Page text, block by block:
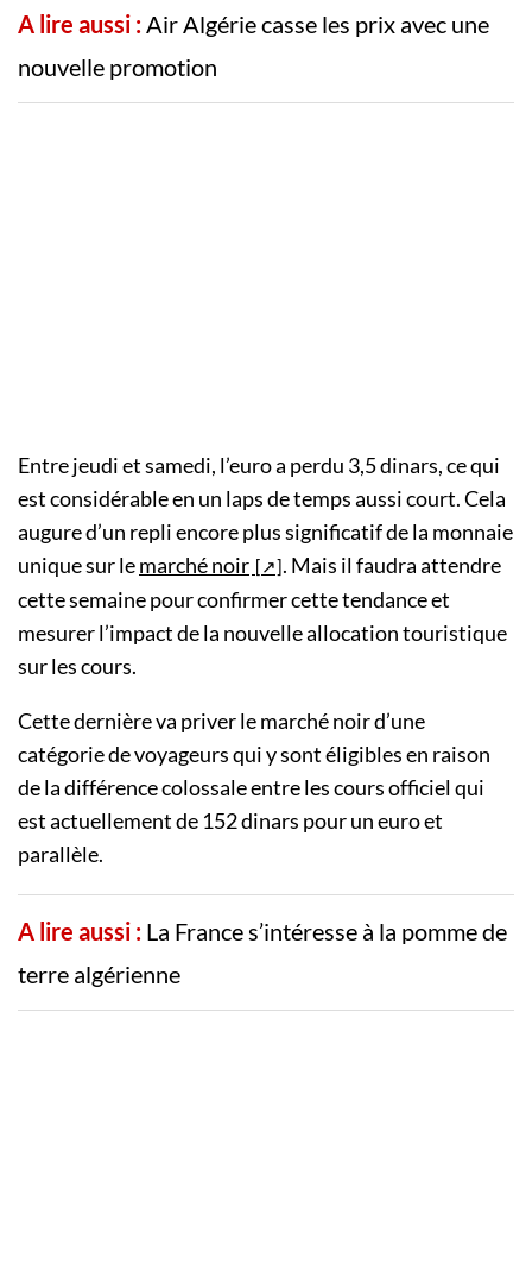
A lire aussi :Air Algérie casse les prix avec une
nouvelle promotion
Entre jeudi et samedi, l’euro a perdu 3,5 dinars, ce qui
est considérable en un laps de temps aussi court. Cela
augure d’un repli encore plus significatif de la monnaie
unique sur lemarché noir
. Mais il faudra attendre
cette semaine pour confirmer cette tendance et
mesurer l’impact de la nouvelle allocation touristique
sur les cours.
Cette dernière va priver le marché noir d’une
catégorie de voyageurs qui y sont éligibles en raison
de la différence colossale entre les cours officiel qui
est actuellement de 152 dinars pour un euro et
parallèle.
A lire aussi : La France s’intéresse à la pomme de
terre algérienne